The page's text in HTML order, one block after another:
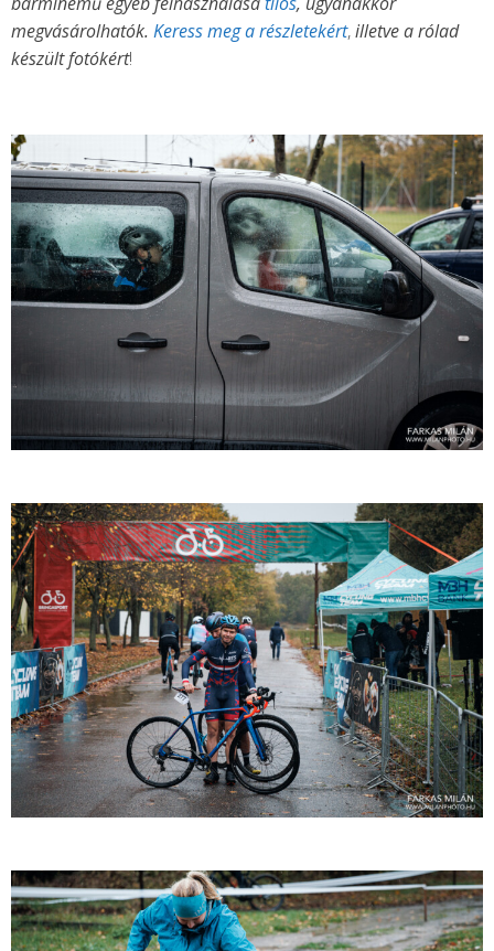
megvásárolhatók. Keress meg a részletekért,illetve a rólad
készült fotókért!